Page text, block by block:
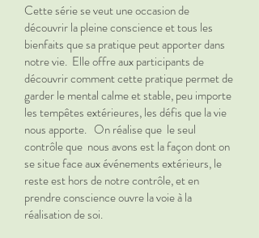
Cette série se veut une occasion de
découvrir la pleine conscience et tous les
bienfaits que sa pratique peut apporter dans
notre vie. Elle offre aux participants de
découvrir comment cette pratique permet de
garder le mental calme et stable, peu importe
les tempêtes extérieures, les défis que la vie
nous apporte. On réalise que le seul
contrôle que nous avons est la façon dont on
se situe face aux événements extérieurs, le
reste est hors de notre contrôle, et en
prendre conscience ouvre la voie à la
réalisation de soi.